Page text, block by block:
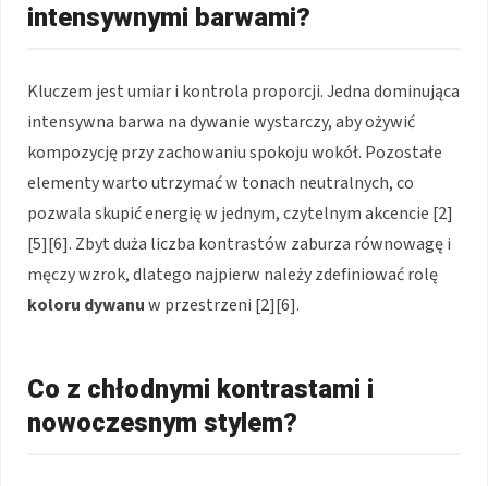
intensywnymi barwami?
Kluczem jest umiar i kontrola proporcji. Jedna dominująca
intensywna barwa na dywanie wystarczy, aby ożywić
kompozycję przy zachowaniu spokoju wokół. Pozostałe
elementy warto utrzymać w tonach neutralnych, co
pozwala skupić energię w jednym, czytelnym akcencie [2]
[5][6]. Zbyt duża liczba kontrastów zaburza równowagę i
męczy wzrok, dlatego najpierw należy zdefiniować rolę
koloru dywanuw przestrzeni [2][6].
Co z chłodnymi kontrastami i
nowoczesnym stylem?